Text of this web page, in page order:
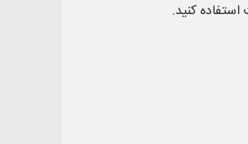
کنید.